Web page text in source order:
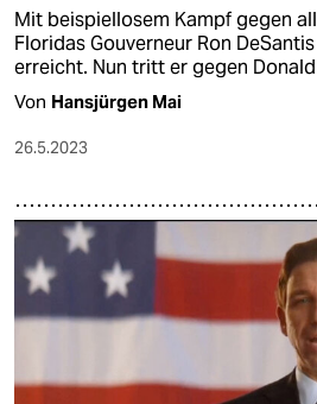
Mit beispiellosem Kampf gegen
Floridas Gouverneur Ron
erreicht. Nun tritt er gegen
Von Hansjürgen Mai
26.5.2023